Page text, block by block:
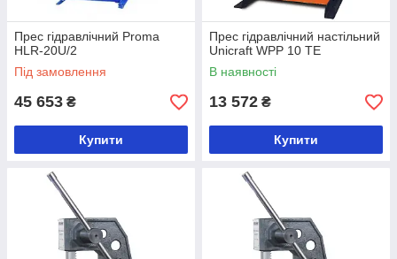
Прес гідравлічний Proma
HLR-20U/2
Під замовлення
45 653 ₴
Купити
Прес гідравлічний настільний
Unicraft WPP 10 TE
В наявності
13 572 ₴
Купити